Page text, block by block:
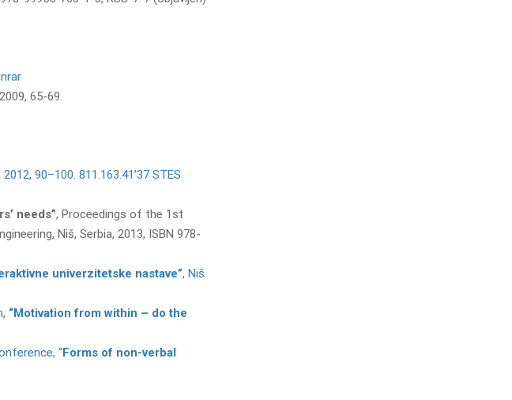
65-69.
90–100. 811.163.41’37 STES
needs”, Proceedings of the 1st
Niš, Serbia, 2013, ISBN 978-
univerzitetske nastave”, Niš
“Motivation from within – do the
“Forms of non-verbal